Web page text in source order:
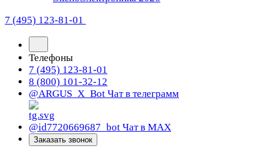
7 (495) 123-81-01
Телефоны
7 (495) 123-81-01
8 (800) 101-32-12
@ARGUS_X_Bot Чат в телеграмм
@id7720669687_bot Чат в МАХ
Заказать звонок